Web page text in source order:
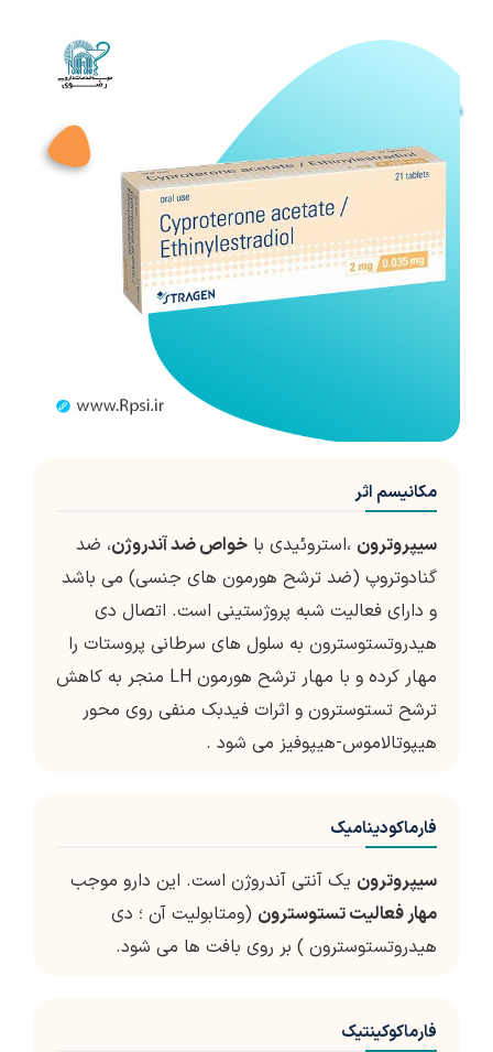
مکانیسم اثر
سیپروترون ،استروئیدی با خواص ضد آندروژن، ضد
گنادوتروپ (ضد ترشح هورمون های جنسی) می باشد
و دارای فعالیت شبه پروژستینی است. اتصال دی
هیدروتستوسترون به سلول های سرطانی پروستات را
مهار کرده و با مهار ترشح هورمون LH منجر به کاهش
ترشح تستوسترون و اثرات فیدبک منفی روی محور
هیپوتالاموس-هیپوفیز می شود .
فارماکودینامیک
سیپروترون یک آنتی آندروژن است. این دارو موجب
مهار فعالیت تستوسترون (ومتابولیت آن ؛ دی
هیدروتستوسترون ) بر روی بافت ها می شود.
فارماکوکینتیک